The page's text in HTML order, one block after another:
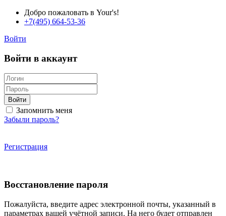
Добро пожаловать в Your's!
+7(495) 664-53-36
Войти
Войти в аккаунт
Войти
Запомнить меня
Забыли пароль?
Регистрация
Восстановление пароля
Пожалуйста, введите адрес электронной почты, указанный в
параметрах вашей учётной записи. На него будет отправлен